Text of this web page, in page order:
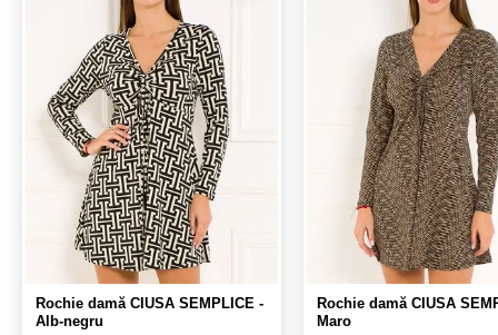
Rochie damă CIUSA SEMPLICE -
Alb-negru
Rochie damă CIUSA
Maro